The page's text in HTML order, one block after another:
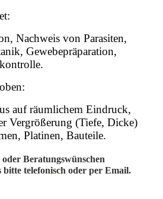
Nachweis von Parasiten,
Gewebepräparation,
auf räumlichem Eindruck,
Vergrößerung (Tiefe, Dicke)
Platinen, Bauteile.
Beratungswünschen
bitte telefonisch oder per Email.